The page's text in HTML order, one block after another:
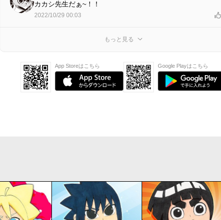
カカシ先生だぁ~！！
2022/10/29 00:03
もっと見る
App Storeはこちら Google Playはこちら